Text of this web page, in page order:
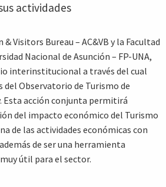
actividades
Visitors Bureau – AC&VB y la Facultad
Nacional de Asunción – FP-UNA,
interinstitucional a través del cual
del Observatorio de Turismo de
Esta acción conjunta permitirá
del impacto económico del Turismo
de las actividades económicas con
de ser una herramienta
útil para el sector.